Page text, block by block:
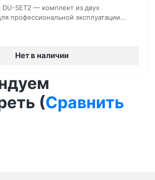
DU-SET2 — комплект из двух
профессиональной эксплуатации...
Нет в наличии
(Сравнить